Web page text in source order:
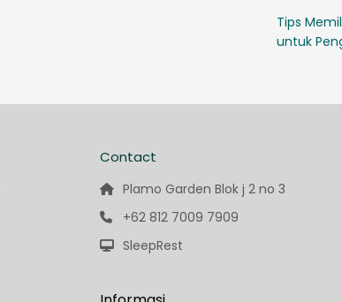
Tips
untuk
Contact
Plamo Garden Blok j 2 no 3
+62 812 7009 7909
SleepRest